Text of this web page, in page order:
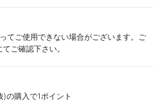
てご使用できない場合がございます。ご
ご確認下さい。
)の購入で1ポイント